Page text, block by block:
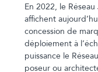
En 2022, le
affichent
concession de
déploiement à
puissance le
poseur ou